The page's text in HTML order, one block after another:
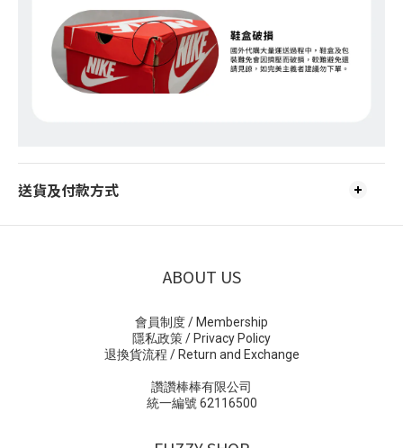
送貨及付款方式
ABOUT US
會員制度 / Membership
隱私政策 / Privacy Policy
退換貨流程 / Return and Exchange
讚讚棒棒有限公司
統一編號 62116500